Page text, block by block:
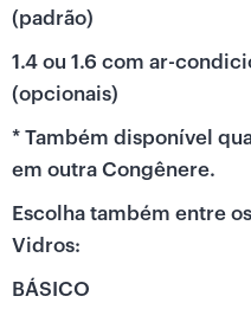
(padrão)
1.4 ou 1.6 com ar-
(opcionais)
* Também disponível
em outra Congênere.
Escolha também entre
Vidros:
BÁSICO